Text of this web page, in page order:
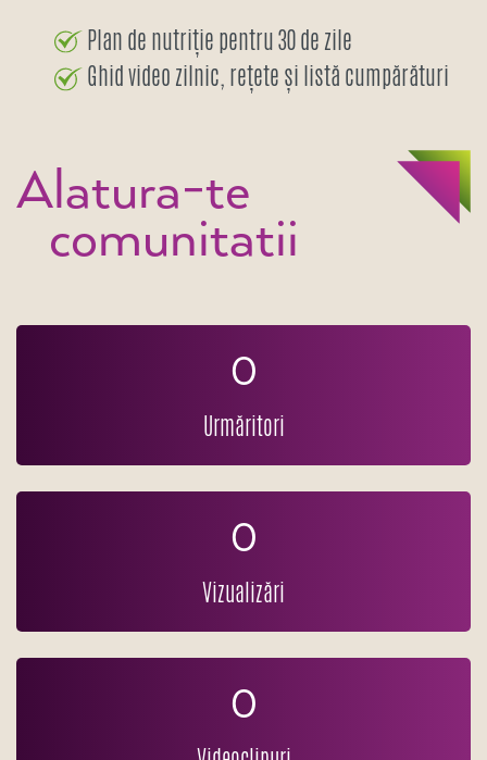
Plan de nutriție pentru 30 de zile
Ghid video zilnic, rețete și listă cumpărături
Alatura-te
comunitatii
0
Urmăritori
0
Vizualizări
0